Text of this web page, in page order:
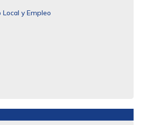
Local y Empleo